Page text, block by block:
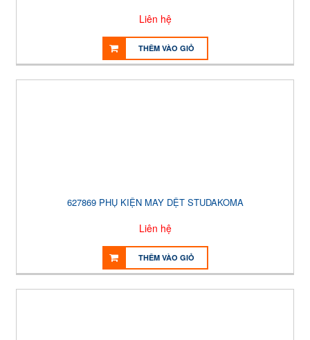
Liên hệ
THÊM VÀO GIỎ
627869 PHỤ KIỆN MAY DỆT STUDAKOMA
Liên hệ
THÊM VÀO GIỎ